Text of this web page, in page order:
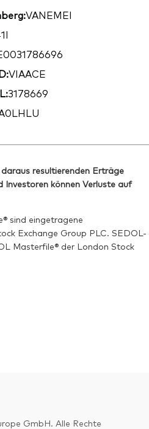
VANEMEI
VIAACE
3178669
resultierenden Erträge
Investoren können Verluste auf
sind eingetragene
Exchange Group PLC. SEDOL-
Masterfile® der London Stock
GmbH. Alle Rechte